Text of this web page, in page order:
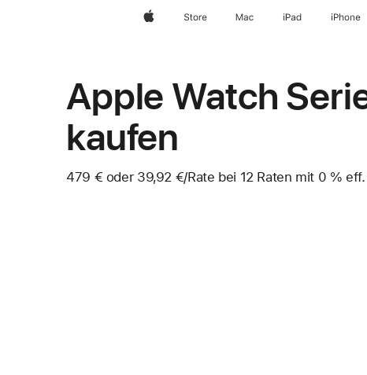
AppleStore Mac iPad iPhone
Apple Watch
kaufen
479 € oder 39,92 €/Rate pro
bei 12 Raten mit 0 %